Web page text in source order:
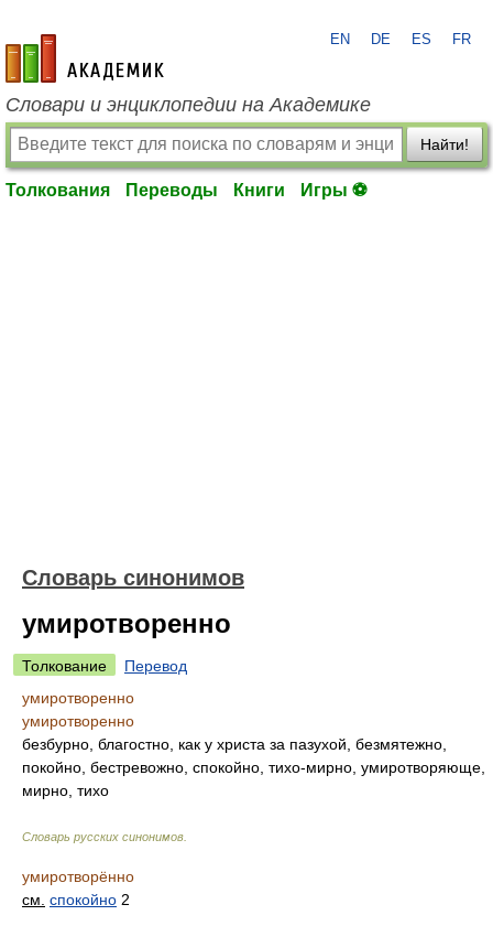
academic.ru
EN DE ES FR
Словари и энциклопедии на Академике
Найти!
Толкования Переводы Книги Игры ⚽
Словарь синонимов
умиротворенно
Толкование
Перевод
умиротворенно
умиротворенно
безбурно, благостно, как у христа за пазухой, безмятежно,
покойно, бестревожно, спокойно, тихо-мирно, умиротворяюще,
мирно, тихо
Словарь русских синонимов
умиротворённо
см. спокойно 2